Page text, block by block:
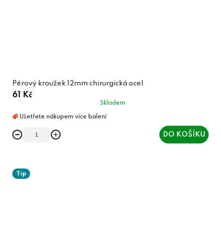
Pérový kroužek 12mm chirurgická ocel
61 Kč
Skladem
DO KOŠÍKU
Tip